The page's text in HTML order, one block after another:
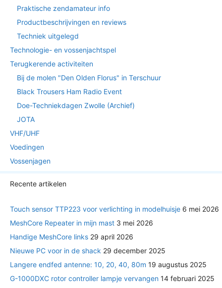
Praktische zendamateur info
Productbeschrijvingen en reviews
Techniek uitgelegd
Technologie- en vossenjachtspel
Terugkerende activiteiten
Bij de molen "Den Olden Florus" in Terschuur
Black Trousers Ham Radio Event
Doe-Techniekdagen Zwolle (Archief)
JOTA
VHF/UHF
Voedingen
Vossenjagen
Recente artikelen
Touch sensor TTP223 voor verlichting in modelhuisje 6 mei 2026
MeshCore Repeater in mijn mast 3 mei 2026
Handige MeshCore links 29 april 2026
Nieuwe PC voor in de shack 29 december 2025
Langere endfed antenne: 10, 20, 40, 80m 19 augustus 2025
G-1000DXC rotor controller lampje vervangen 14 februari 2025